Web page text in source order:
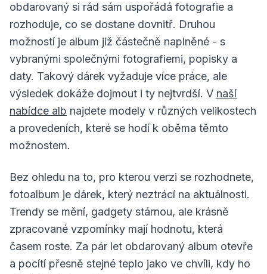
obdarovaný si rád sám uspořádá fotografie a
rozhoduje, co se dostane dovnitř. Druhou
možností je album již částečně naplněné - s
vybranými společnými fotografiemi, popisky a
daty. Takový dárek vyžaduje více práce, ale
výsledek dokáže dojmout i ty nejtvrdší. V naší
nabídce alb najdete modely v různých velikostech
a provedeních, které se hodí k oběma těmto
možnostem.
Bez ohledu na to, pro kterou verzi se rozhodnete,
fotoalbum je dárek, který neztrácí na aktuálnosti.
Trendy se mění, gadgety stárnou, ale krásně
zpracované vzpomínky mají hodnotu, která
časem roste. Za pár let obdarovaný album otevře
a pocítí přesně stejné teplo jako ve chvíli, kdy ho